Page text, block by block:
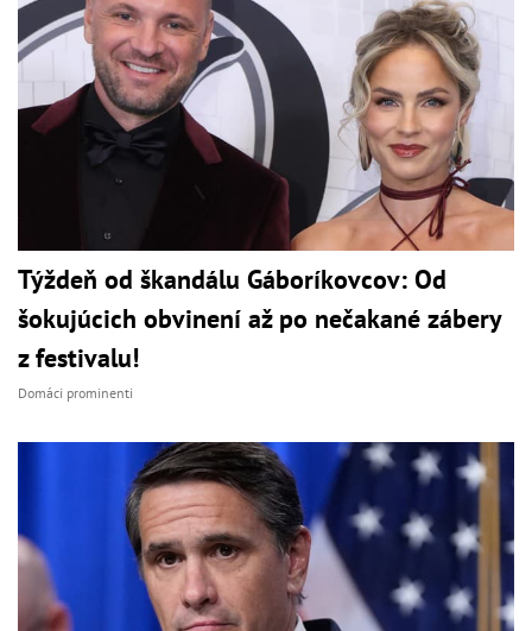
Týždeň od škandálu Gáboríkovcov: Od
šokujúcich obvinení až po nečakané zábery
z festivalu!
Domáci prominenti